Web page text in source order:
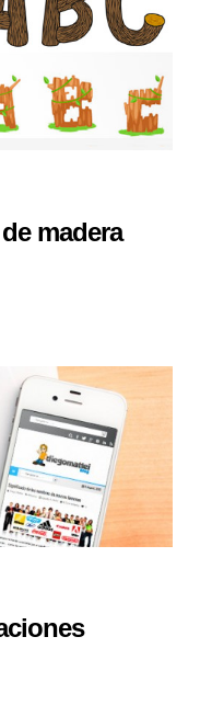
madera